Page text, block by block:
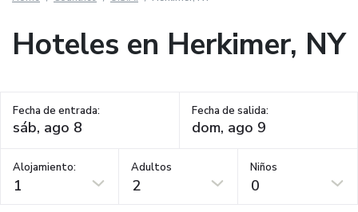
Hoteles en Herkimer, NY
Fecha de entrada: Fecha de salida:
Alojamiento:
1
Adultos
2
Niños
0